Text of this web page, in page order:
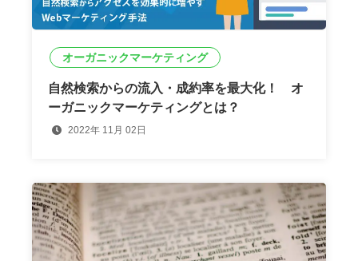
オーガニックマーケティング
自然検索からの流入・成約率を最大化！ オ
ーガニックマーケティングとは？
2022年 11月 02日